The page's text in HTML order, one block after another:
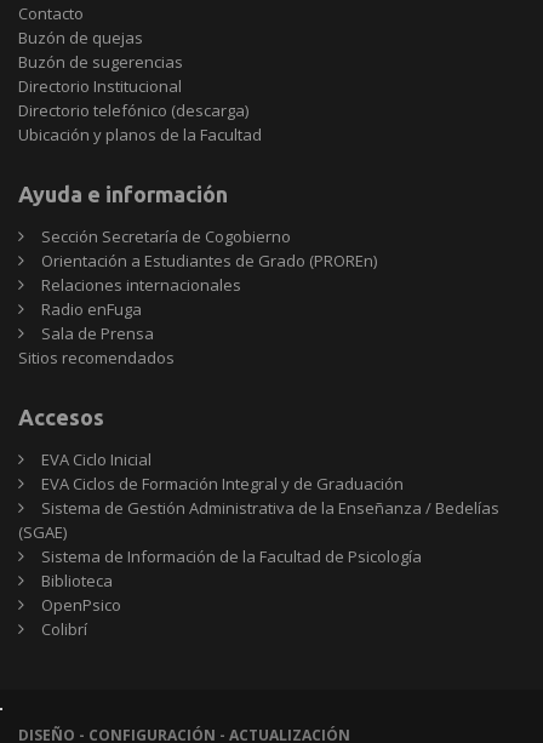
Contacto
Buzón de quejas
Buzón de sugerencias
Directorio Institucional
Directorio telefónico (descarga)
Ubicación y planos de la Facultad
Ayuda e información
Sección Secretaría de Cogobierno
Orientación a Estudiantes de Grado (PROREn)
Relaciones internacionales
Radio enFuga
Sala de Prensa
Sitios
Sitios recomendados
Accesos
EVA Ciclo Inicial
EVA Ciclos de Formación Integral y de Graduación
Sistema de Gestión Administrativa de la Enseñanza / Bedelías
(SGAE)
Sistema de Información de la Facultad de Psicología
Biblioteca
OpenPsico
Colibrí
DISEÑO - CONFIGURACIÓN - ACTUALIZACIÓN